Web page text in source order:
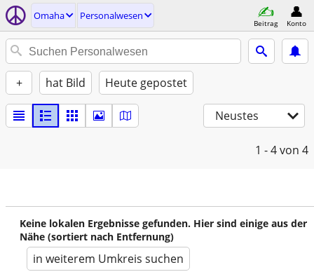
Omaha Personalwesen
Beitrag Konto
+ hat Bild Heute gepostet
Neustes
1 - 4von 4
Keine lokalen Ergebnisse gefunden. Hier sind einige aus der
Nähe (sortiert nach Entfernung)
in weiterem Umkreis suchen